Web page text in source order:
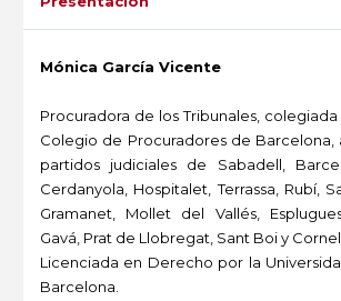
Mónica García Vicente
Procuradora de los Tribunales,
Colegio de Procuradores de Barcelona,
partidos judiciales de Sabadell,
Cerdanyola, Hospitalet, Terrassa, Rubí,
Gramanet, Mollet del Vallés,
Gavá, Prat de Llobregat, Sant Boi y
Licenciada en Derecho por la
Barcelona.